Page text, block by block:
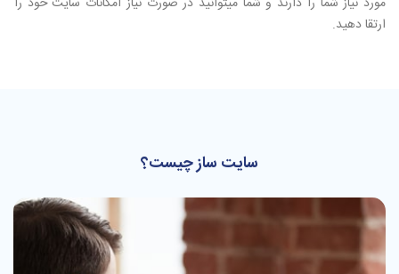
ارتقا دهید.
سایت ساز چیست؟